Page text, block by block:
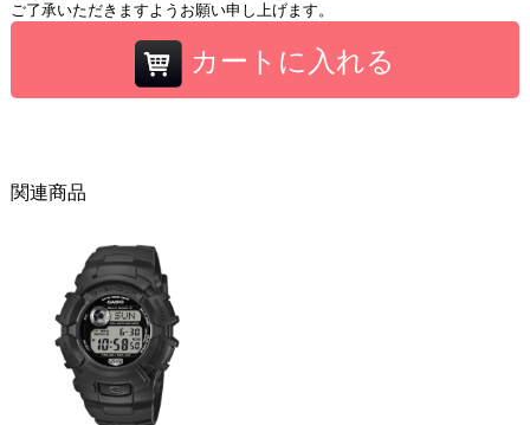
ご了承いただきますようお願い申し上げます。
カートに入れる
関連商品